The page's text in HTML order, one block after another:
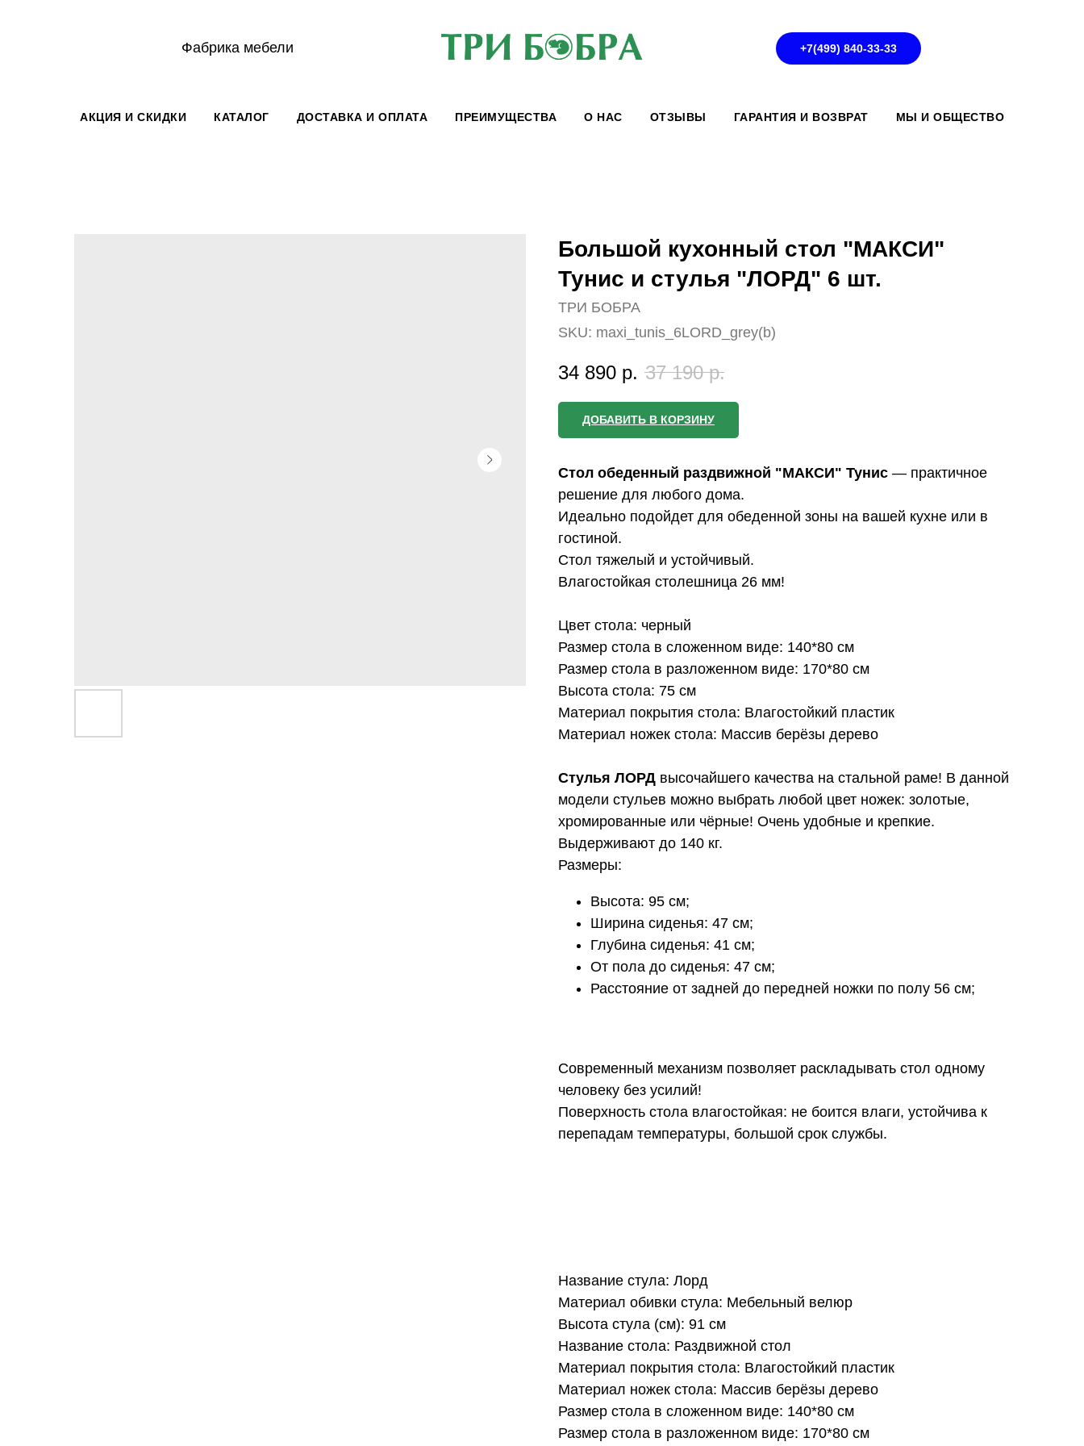
Фабрика мебели +7(499) 840-33-33
АКЦИЯ И СКИДКИ КАТАЛОГ ДОСТАВКА И ОПЛАТА ПРЕИМУЩЕСТВА О НАС ОТЗЫВЫ ГАРАНТИЯ И ВОЗВРАТ МЫ И ОБЩЕСТВО
Большой кухонный стол "МАКСИ"
Тунис и стулья "ЛОРД" 6 шт.
ТРИ БОБРА
SKU: maxi_tunis_6LORD_grey(b)
34 890 р. 37 190 р.
ДОБАВИТЬ В КОРЗИНУ
Стол обеденный раздвижной "МАКСИ" Тунис — практичное
решение для любого дома.
Идеально подойдет для обеденной зоны на вашей кухне или в
гостиной.
Стол тяжелый и устойчивый.
Влагостойкая столешница 26 мм!
Цвет стола: черный
Размер стола в сложенном виде: 140*80 см
Размер стола в разложенном виде: 170*80 см
Высота стола: 75 см
Материал покрытия стола: Влагостойкий пластик
Материал ножек стола: Массив берёзы дерево
Стулья ЛОРД высочайшего качества на стальной раме! В данной
модели стульев можно выбрать любой цвет ножек: золотые,
хромированные или чёрные! Очень удобные и крепкие.
Выдерживают до 140 кг.
Размеры:
Высота: 95 см;
Ширина сиденья: 47 см;
Глубина сиденья: 41 см;
От пола до сиденья: 47 см;
Расстояние от задней до передней ножки по полу 56 см;
Современный механизм позволяет раскладывать стол одному
человеку без усилий!
Поверхность стола влагостойкая: не боится влаги, устойчива к
перепадам температуры, большой срок службы.
Название стула: Лорд
Материал обивки стула: Мебельный велюр
Высота стула (см): 91 см
Название стола: Раздвижной стол
Материал покрытия стола: Влагостойкий пластик
Материал ножек стола: Массив берёзы дерево
Размер стола в сложенном виде: 140*80 см
Размер стола в разложенном виде: 170*80 см